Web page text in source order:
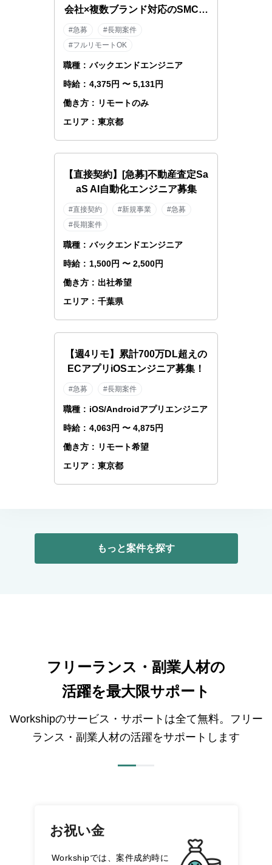
会社×複数ブランド対応のSMCエ
ンジニア
#急募
#長期案件
#フルリモートOK
職種 : バックエンドエンジニア
時給 : 4,375円 〜 5,131円
働き方 : リモートのみ
エリア : 東京都
【直接契約】[急募]不動産査定Sa
aS AI自動化エンジニア募集
#直接契約 #新規事業
#急募
#長期案件
職種 : バックエンドエンジニア
時給 : 1,500円 〜 2,500円
働き方 : 出社希望
エリア : 千葉県
【週4リモ】累計700万DL超えの
ECアプリiOSエンジニア募集！
#急募 #長期案件
職種 : iOS/Androidアプリエンジニア
時給 : 4,063円 〜 4,875円
働き方 : リモート希望
エリア : 東京都
もっと案件を探す
フリーランス・副業人材の
活躍を最大限サポート
Workshipのサービス・サポートは全て無料。フリー
ランス・副業人材の活躍をサポートします
お祝い金
Workshipでは、案件成約時に